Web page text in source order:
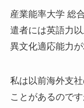
産業能率大学 総
遣者には英語力
異文化適応能力
私は以前海外支
ことがあるので